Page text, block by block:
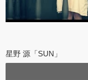
星野 源「SUN」